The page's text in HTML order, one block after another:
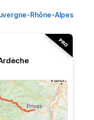
Rhône-Alpes